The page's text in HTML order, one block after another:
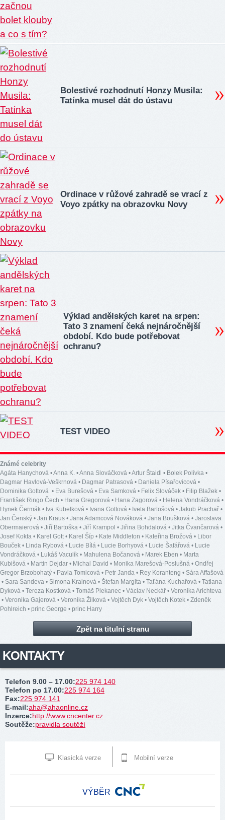
Bolestivé rozhodnutí Honzy Musila:
Tatínka musel dát do ústavu
Ordinace v růžové zahradě se vrací z
Voyo zpátky na obrazovku Novy
Výklad andělských karet na srpen:
Tato 3 znamení čeká nejnáročnější
období. Kdo bude potřebovat
ochranu?
TEST VIDEO
Známé celebrity
Agáta Hanychová •Anna K. •Anna Slováčková •Artur Štaidl • Bolek Polívka •
Dagmar Havlová-Veškrnová • Dagmar Patrasová • Daniela Písařovicová •
Dominika Gottová • Eva Burešová • Eva Samková • Felix Slováček • Filip Blažek •
František Ringo Čech • Hana Gregorová • Hana Zagorová • Helena Vondráčková •
Hynek Čermák • Iva Kubelková • Ivana Gottová • Iveta Bartošová • Jakub Prachař •
Jan Čenský • Jan Kraus • Jana Adamcová Nováková • Jana Boušková • Jaroslava
Obermaierová • Jiří Bartoška • Jiří Krampol • Jiřina Bohdalová • Jitka Čvančarová •
Josef Kokta • Karel Gott • Karel Šíp • Kate Middleton • Kateřina Brožová • Libor
Bouček • Linda Rybová • Lucie Bílá • Lucie Borhyová • Lucie Šafářová • Lucie
Vondráčková • Lukáš Vaculík • Mahulena Bočanová • Marek Eben • Marta
Kubišová • Martin Dejdar • Michal David • Monika Marešová-Poslušná • Ondřej
Gregor Brzobohatý • Pavla Tomicová • Petr Janda • Rey Koranteng • Sára Affašová
• Sara Sandeva • Simona Krainová • Štefan Margita • Taťána Kuchařová • Tatiana
Dyková • Tereza Kostková • Tomáš Plekanec • Václav Neckář • Veronika Arichteva
• Veronika Gajerová • Veronika Žilková • Vojtěch Dyk • Vojtěch Kotek • Zdeněk
Pohlreich • princ George • princ Harry
Zpět na titulní stranu
KONTAKTY
Telefon 9.00 – 17.00:225 974 140
Telefon po 17.00:225 974 164
Fax:225 974 141
E-mail:aha@ahaonline.cz
Inzerce:http://www.cncenter.cz
Soutěže:pravidla soutěží
Klasická verze Mobilní verze
VÝBĚR